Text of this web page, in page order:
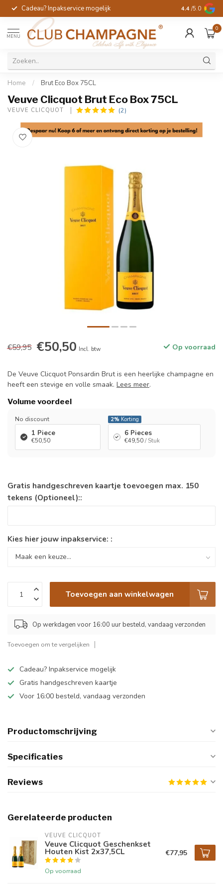
Cadeau? Inpakservice mogelijk Gratis
4.4 /5.0
MENU
0
Home / Brut Eco Box 75CL
Veuve Clicquot Brut Eco Box 75CL
VEUVE CLICQUOT (2)
€59,95 €50,50 Incl. btw Op voorraad
De Veuve Clicquot Ponsardin Brut is een heerlijke champagne en
heeft een stevige en volle smaak. Lees meer.
Volume voordeel
No discount
1 Piece
€50,50
2% Korting
6 Pieces
€49,50 / Stuk
Gratis handgeschreven kaartje toevoegen max. 150
tekens (Optioneel)::
Kies hier jouw inpakservice: :
Toevoegen aan winkelwagen
Op werkdagen voor 16:00 uur besteld, vandaag verzonden
Toevoegen om te vergelijken
Cadeau? Inpakservice mogelijk
Gratis handgeschreven kaartje
Voor 16:00 besteld, vandaag verzonden
Productomschrijving
Specificaties
Reviews
Gerelateerde producten
VEUVE CLICQUOT
Veuve Clicquot Geschenkset
Houten Kist 2x37,5CL
Op voorraad
€77,95